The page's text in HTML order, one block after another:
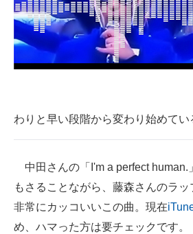
わりと早い段階から変わり始めてい
中田さんの「I'm a perfect human.
もさることながら、藤森さんのラ
非常にカッコいいこの曲。現在
め、ハマった方は要チェックです。